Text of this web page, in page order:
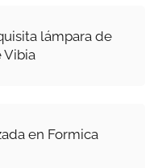
lámpara de
Vibia
en Formica